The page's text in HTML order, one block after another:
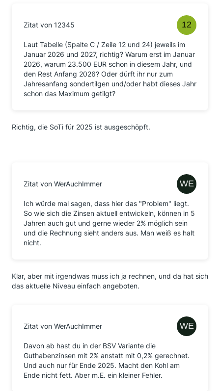
Zitat von 12345
Laut Tabelle (Spalte C / Zeile 12 und 24) jeweils im
Januar 2026 und 2027, richtig? Warum erst im Januar
2026, warum 23.500 EUR schon in diesem Jahr, und
den Rest Anfang 2026? Oder dürft ihr nur zum
Jahresanfang sondertilgen und/oder habt dieses Jahr
schon das Maximum getilgt?
Richtig, die SoTi für 2025 ist ausgeschöpft.
Zitat von WerAuchImmer
Ich würde mal sagen, dass hier das "Problem" liegt.
So wie sich die Zinsen aktuell entwickeln, können in 5
Jahren auch gut und gerne wieder 2% möglich sein
und die Rechnung sieht anders aus. Man weiß es halt
nicht.
Klar, aber mit irgendwas muss ich ja rechnen, und da hat sich
das aktuelle Niveau einfach angeboten.
Zitat von WerAuchImmer
Davon ab hast du in der BSV Variante die
Guthabenzinsen mit 2% anstatt mit 0,2% gerechnet.
Und auch nur für Ende 2025. Macht den Kohl am
Ende nicht fett. Aber m.E. ein kleiner Fehler.